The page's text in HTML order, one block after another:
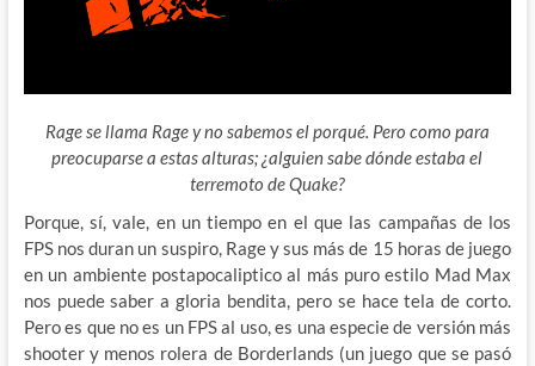
Rage se llama Rage y no sabemos el porqué. Pero como para
preocuparse a estas alturas; ¿alguien sabe dónde estaba el
terremoto de Quake?
Porque, sí, vale, en un tiempo en el que las campañas de los
FPS nos duran un suspiro, Rage y sus más de 15 horas de juego
en un ambiente postapocaliptico al más puro estilo Mad Max
nos puede saber a gloria bendita, pero se hace tela de corto.
Pero es que no es un FPS al uso, es una especie de versión más
shooter y menos rolera de Borderlands (un juego que se pasó